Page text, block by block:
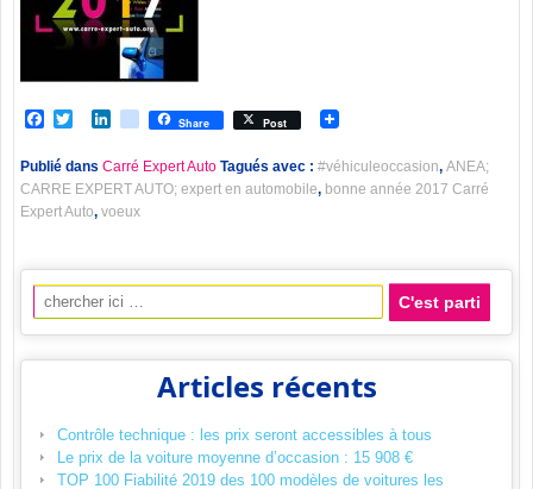
Facebook
TwitterLinkedIn
viadeoShare Post
Publié dans Carré Expert Auto Tagués avec : #véhiculeoccasion, ANEA;
CARRE EXPERT AUTO; expert en automobile, bonne année 2017 Carré
Expert Auto, voeux
Recherche pour:
Articles récents
Contrôle technique : les prix seront accessibles à tous
Le prix de la voiture moyenne d’occasion : 15 908 €
TOP 100 Fiabilité 2019 des 100 modèles de voitures les